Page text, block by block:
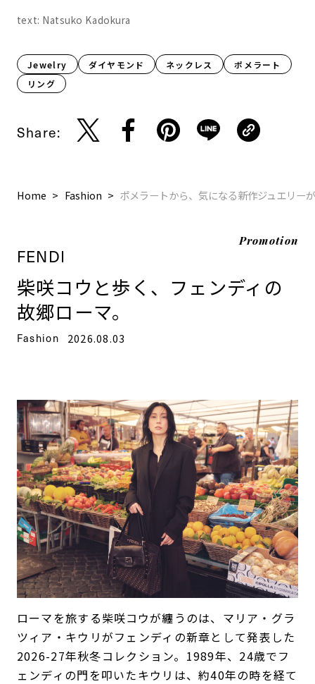
text: Natsuko Kadokura
Jewelry ダイヤモンド ネックレス
ポメラート
リング
Share:
Home Fashion ポメラートから、気になる新作ジュエリー
Promotion
FENDI
柴咲コウと歩く、フェンディの
故郷ローマ。
Fashion 2026.08.03
ローマを旅する柴咲コウが纏うのは、マリア・グラ
ツィア・キウリがフェンディの新章として発表した
2026-27年秋冬コレクション。1989年、24歳でフ
ェンディの門を叩いたキウリは、約40年の時を経て